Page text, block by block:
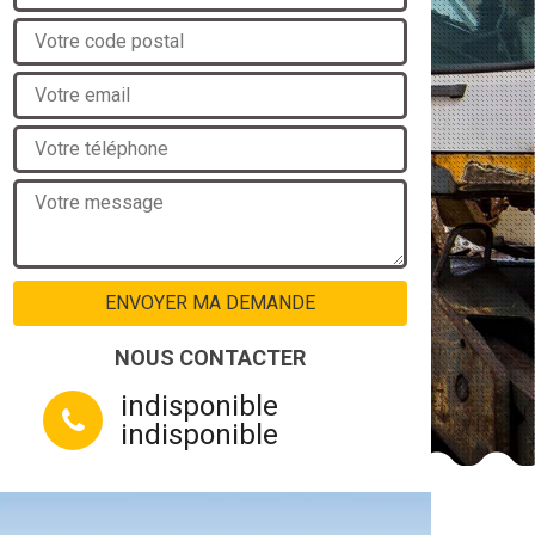
NOUS CONTACTER
indisponible
indisponible